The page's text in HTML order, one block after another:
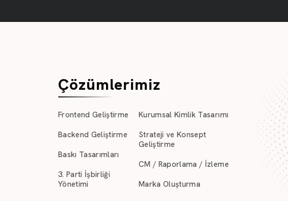
Çözümlerimiz
Frontend Geliştirme
Backend Geliştirme
Baskı Tasarımları
3. Parti İşbirliği
Yönetimi
Kurumsal Kimlik Tasarımı
Strateji ve Konsept
Geliştirme
CM / Raporlama / İzleme
Marka Oluşturma